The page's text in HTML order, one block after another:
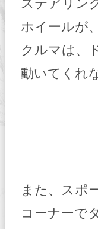
ステアリン
ホイールが
クルマは、
動いてくれ
また、スポ
コーナーで